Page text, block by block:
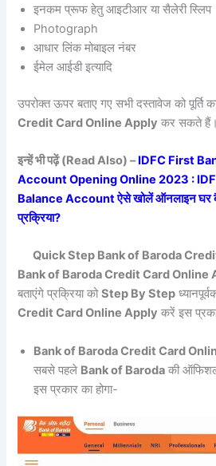
इनकम प्रूफ हेतु आइटीआर या सैलेरी स्लिप
Photograph
आधार लिंक मोबाइल नंबर
ईमेल आईडी इत्यादि
उपरोक्त ऊपर बताए गए सभी दस्तावेज को
Credit Card Online Apply कर सकते हैं।
इन्हें भी पढ़ें (Read Also) –IDFC First
Account Opening Online 2023 :
Balance Account ऐसे खोलें ऑनलाइन घर
प्रक्रिया?
Quick Step Bank of Baroda
Bank of Baroda Credit Card Online
बताएंगे प्रक्रिया कोStep By Step
Credit Card Online Apply करें इस
Bank of Baroda Credit Card
सबसे पहले Bank of Baroda की
इस प्रकार का होगा-